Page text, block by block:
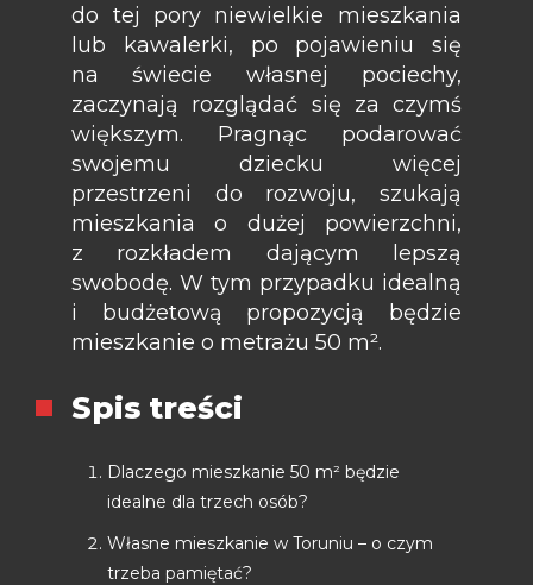
do tej pory niewielkie mieszkania
lub kawalerki, po pojawieniu się
na świecie własnej pociechy,
zaczynają rozglądać się za czymś
większym. Pragnąc podarować
swojemu dziecku więcej
przestrzeni do rozwoju, szukają
mieszkania o dużej powierzchni,
z rozkładem dającym lepszą
swobodę. W tym przypadku idealną
i budżetową propozycją będzie
mieszkanie o metrażu 50 m².
Spis treści
Dlaczego mieszkanie 50 m² będzie
idealne dla trzech osób?
Własne mieszkanie w Toruniu – o czym
trzeba pamiętać?